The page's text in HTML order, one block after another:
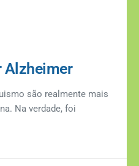
Alzheimer
são realmente mais
Na verdade, foi